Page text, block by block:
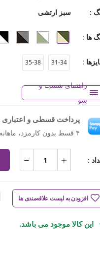
: سبز ارتشی
ها :
:
31-34
35-38
راهنمای شست و
شو
پرداخت قسطی و اعتباری
۴ قسط بدون کارمزد، ماهانه ۱۱۰٬۰۰۰ تومان
:
افزودن به لیست علاقه‌مندی ها
این کالا موجود می باشد.